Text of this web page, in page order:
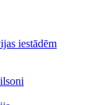
iestādēm